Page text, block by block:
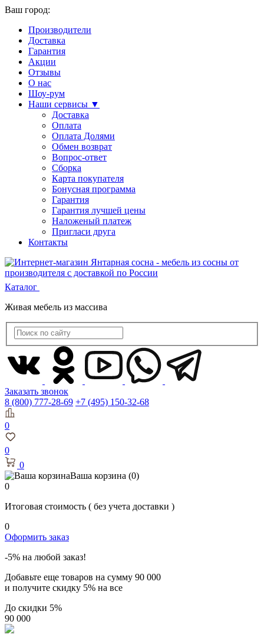
Ваш город:
Производители
Доставка
Гарантия
Акции
Отзывы
О нас
Шоу-рум
Наши сервисы ▼
Доставка
Оплата
Оплата Долями
Обмен возврат
Вопрос-ответ
Сборка
Карта покупателя
Бонусная программа
Гарантия
Гарантия лучшей цены
Наложеный платеж
Пригласи друга
Контакты
Каталог
Живая мебель из массива
Заказать звонок
8 (800) 777-28-69 +7 (495) 150-32-68
0
0
0
Ваша корзина (0)
0
Итоговая стоимость ( без учета доставки )
0
Оформить заказ
-5% на любой заказ!
Добавьте еще товаров на сумму 90 000
и получите скидку 5% на все
До скидки 5%
90 000